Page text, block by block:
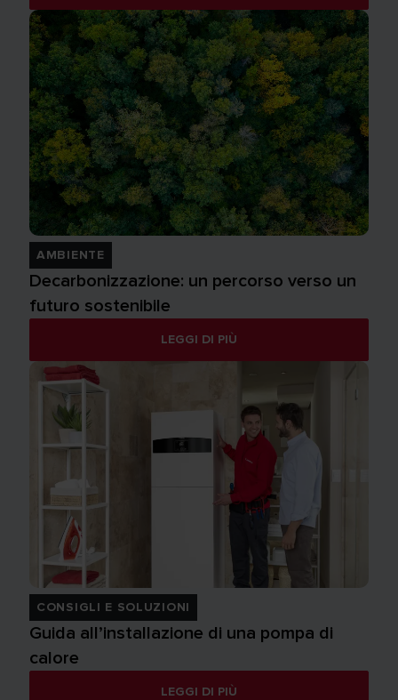
AMBIENTE
Decarbonizzazione: un percorso verso un
futuro sostenibile
LEGGI DI PIÙ
CONSIGLI E SOLUZIONI
Guida all’installazione di una pompa di
calore
LEGGI DI PIÙ